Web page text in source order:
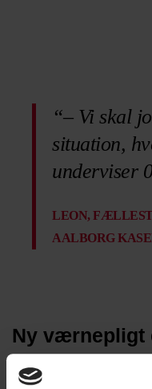
“– Vi skal
situation,
underviser
LEON,
AALBORG
Ny værnepligt
allerede er i gang med